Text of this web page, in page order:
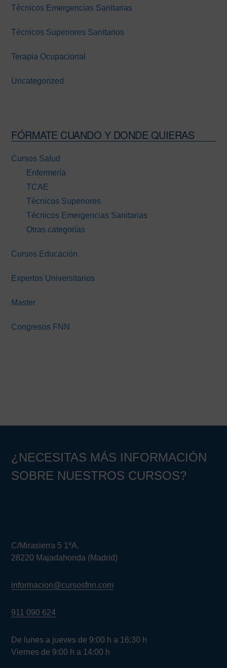
Técnicos Emergencias Sanitarias
Técnicos Superiores Sanitarios
Terapia Ocupacional
Uncategorized
FÓRMATE CUANDO Y DONDE QUIERAS
Cursos Salud
Enfermería
TCAE
Técnicos Superiores
Técnicos Emergencias Sanitarias
Otras categorías
Cursos Educación
Expertos Universitarios
Master
Congresos FNN
¿NECESITAS MÁS INFORMACIÓN
SOBRE NUESTROS CURSOS?
C/Mirasierra 5 1ºA.
28220 Majadahonda (Madrid)
informacion@cursosfnn.com
911 090 624
De lunes a jueves de 9:00 h a 16:30 h
Viernes de 9:00 h a 14:00 h